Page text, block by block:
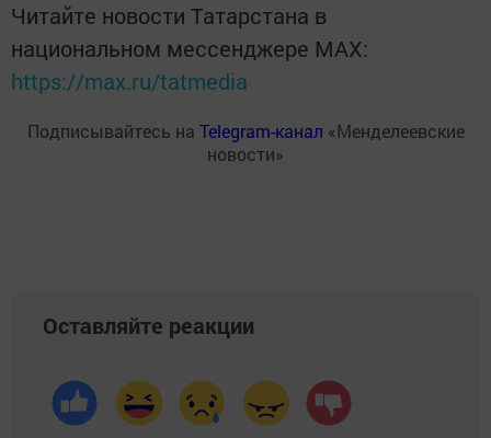
Читайте новости Татарстана в
национальном мессенджере MАХ:
https://max.ru/tatmedia
Подписывайтесь на Telegram-канал «Менделеевские
новости»
Оставляйте реакции